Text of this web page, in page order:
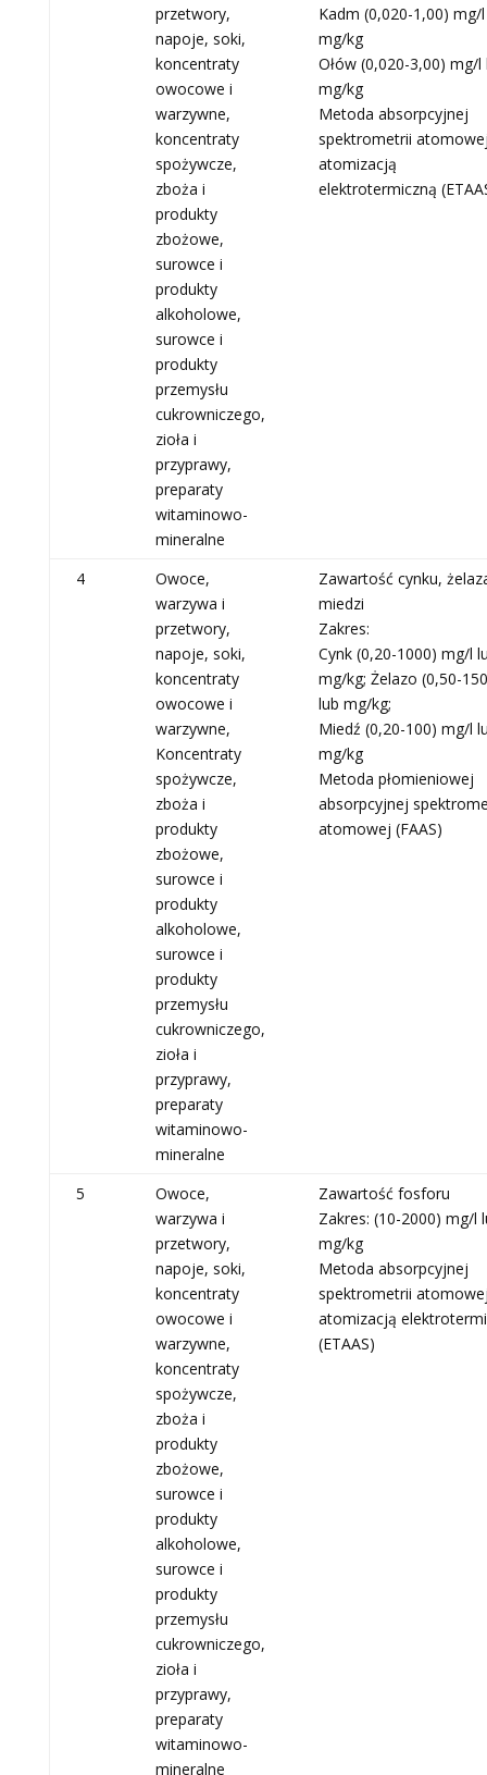
przetwory,
napoje, soki,
koncentraty
owocowe i
warzywne,
koncentraty
spożywcze,
zboża i
produkty
zbożowe,
surowce i
produkty
alkoholowe,
surowce i
produkty
przemysłu
cukrowniczego,
zioła i
przyprawy,
preparaty
witaminowo-
mineralne
Kadm (0,020-1,00) mg/
mg/kg
Ołów (0,020-3,00) mg/l
mg/kg
Metoda absorpcyjnej
spektrometrii
atomizacją
elektrotermiczną
4
Owoce,
warzywa i
przetwory,
napoje, soki,
koncentraty
owocowe i
warzywne,
Koncentraty
spożywcze,
zboża i
produkty
zbożowe,
surowce i
produkty
alkoholowe,
surowce i
produkty
przemysłu
cukrowniczego,
zioła i
przyprawy,
preparaty
witaminowo-
mineralne
Zawartość cynku,
miedzi
Zakres:
Cynk (0,20-1000) mg/l
mg/kg; Żelazo (0,50-
lub mg/kg;
Miedź (0,20-100) mg/l
mg/kg
Metoda płomieniowej
absorpcyjnej
atomowej (FAAS)
5
Owoce,
warzywa i
przetwory,
napoje, soki,
koncentraty
owocowe i
warzywne,
koncentraty
spożywcze,
zboża i
produkty
zbożowe,
surowce i
produkty
alkoholowe,
surowce i
produkty
przemysłu
cukrowniczego,
zioła i
przyprawy,
preparaty
witaminowo-
mineralne
Zawartość fosforu
Zakres: (10-2000) mg/l
mg/kg
Metoda absorpcyjnej
spektrometrii
atomizacją
(ETAAS)